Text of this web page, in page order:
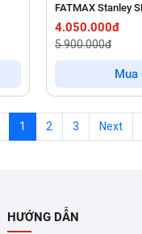
FATMAX Stanley
4.050.000đ
5.900.000đ
Mua
1 2 3 Next
HƯỚNG DẪN